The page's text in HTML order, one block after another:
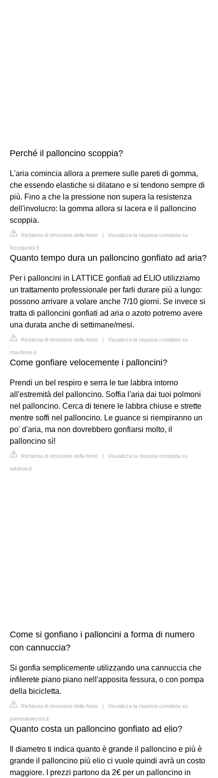
Perché il palloncino scoppia?
L'aria comincia allora a premere sulle pareti di gomma,
che essendo elastiche si dilatano e si tendono sempre di
più. Fino a che la pressione non supera la resistenza
dell'involucro: la gomma allora si lacera e il palloncino
scoppia.
Richiesta di rimozione della fonte | Visualizza la risposta completa su
focusjunior.it
Quanto tempo dura un palloncino gonfiato ad aria?
Per i palloncini in LATTICE gonfiati ad ELIO utilizziamo
un trattamento professionale per farli durare più a lungo:
possono arrivare a volare anche 7/10 giorni. Se invece si
tratta di palloncini gonfiati ad aria o azoto potremo avere
una durata anche di settimane/mesi.
Richiesta di rimozione della fonte | Visualizza la risposta completa su
maxifeste.it
Come gonfiare velocemente i palloncini?
Prendi un bel respiro e serra le tue labbra intorno
all'estremità del palloncino. Soffia l'aria dai tuoi polmoni
nel palloncino. Cerca di tenere le labbra chiuse e strette
mentre soffi nel palloncino. Le guance si riempiranno un
po' d'aria, ma non dovrebbero gonfiarsi molto, il
palloncino sì!
Richiesta di rimozione della fonte | Visualizza la risposta completa su
wikihow.it
Come si gonfiano i palloncini a forma di numero
con cannuccia?
Si gonfia semplicemente utilizzando una cannuccia che
infilerete piano piano nell'apposita fessura, o con pompa
della bicicletta.
Richiesta di rimozione della fonte | Visualizza la risposta completa su
pianetalowcost.it
Quanto costa un palloncino gonfiato ad elio?
Il diametro ti indica quanto è grande il palloncino e più è
grande il palloncino più elio ci vuole quindi avrà un costo
maggiore. I prezzi partono da 2€ per un palloncino in